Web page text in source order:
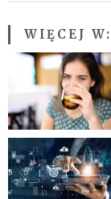
WIĘCEJ W: